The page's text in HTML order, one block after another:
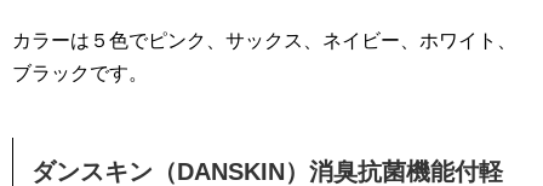
カラーは５色でピンク、サックス、ネイビー、ホワイト、
ブラックです。
ダンスキン（DANSKIN）消臭抗菌機能付軽